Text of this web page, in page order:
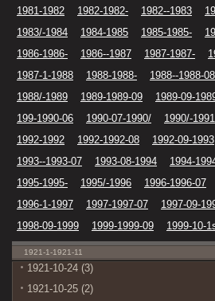
1981-1982
1982-1982- 1982--1983
1983/-1984
1984-1985 1985-1985-
1986-1986-
1986--1987 1987-1987-
1987-1-1988
1988-1988- 1988--1988-08
1988/-1989
1989-1989-09 1989-09-
199-1990-06
1990-07-1990/ 1990/-1991
1992-1992
1992-1992-08 1992-09-1993
1993--1993-07
1993-08-1994 1994-
1995-1995-
1995/-1996 1996-1996-07
1996-1-1997
1997-1997-07 1997-09-
1998-09-1999
1999-1999-09 1999-10-
1921-1-1921-11
1921-10-24 (3)
1921-10-25 (2)